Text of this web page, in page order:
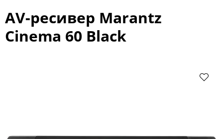
AV-ресивер Marantz
Cinema 60 Black